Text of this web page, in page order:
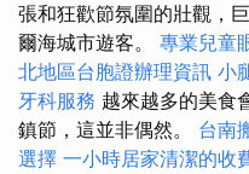
張和狂歡節氛圍的壯觀，
爾海城市遊客。 專業兒童
北地區台胞證辦理資訊 小
牙科服務 越來越多的美食
鎮節，這並非偶然。 台南
選擇 一小時居家清潔的收